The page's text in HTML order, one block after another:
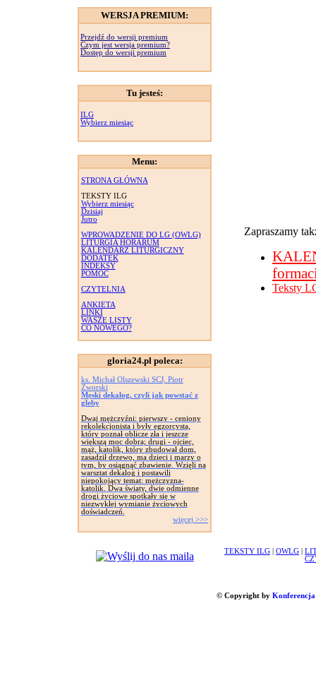
WERSJA PREMIUM:
Przejdź do wersji premium
Czym jest wersja premium?
Dostęp do wersji premium
Tu jesteś:
ILG
Wybierz miesiąc
Menu:
STRONA GŁÓWNA
TEKSTY ILG
Wybierz miesiąc
Dzisiaj
Jutro
WPROWADZENIE DO LG (OWLG)
LITURGIA HORARUM
KALENDARZ LITURGICZNY
DODATEK
INDEKSY
POMOC
CZYTELNIA
ANKIETA
LINKI
WASZE LISTY
CO NOWEGO?
gloria24.pl poleca:
ks. Michał Olszewski SCJ, Piotr
Zworski
Męski dekalog, czyli jak powstać z
gleby
Dwaj mężczyźni: pierwszy - ceniony
rekolekcjonista i były egzorcysta,
który poznał oblicze zła i jeszcze
większą moc dobra; drugi - ojciec,
mąż, katolik, który zbudował dom,
zasadził drzewo, ma dzieci i marzy o
tym, by osiągnąć zbawienie. Wzięli na
warsztat dekalog i postawili
niepokojący temat: mężczyzna-
katolik. Dwa światy, dwie odmienne
drogi życiowe spotkały się w
niezwykłej wymianie życiowych
doświadczeń.
więcej >>>
Zapraszamy
Teksty
TEKSTY ILG OWLG
© Copyright by Konferencja